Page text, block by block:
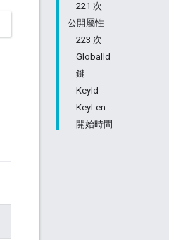
221 次
公開屬性
223 次
GlobalId
鍵
KeyId
KeyLen
開始時間